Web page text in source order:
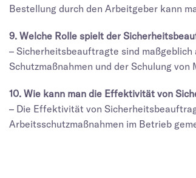
Bestellung durch den Arbeitgeber kann
9. Welche Rolle spielt der
– Sicherheitsbeauftragte sind
Schutzmaßnahmen und der Schulung
10. Wie kann man die Effektivität von
– Die Effektivität von
Arbeitsschutzmaßnahmen im Betrieb